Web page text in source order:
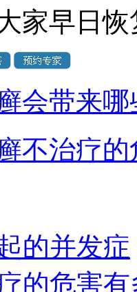
家早日
会带来哪
不治疗
的并发症
的危害有